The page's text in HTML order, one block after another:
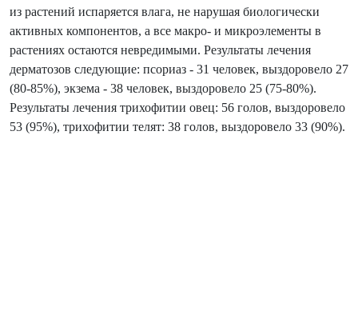
из растений испаряется влага, не нарушая биологически
активных компонентов, а все макро- и микроэлементы в
растениях остаются невредимыми. Результаты лечения
дерматозов следующие: псориаз - 31 человек, выздоровело 27
(80-85%), экзема - 38 человек, выздоровело 25 (75-80%).
Результаты лечения трихофитии овец: 56 голов, выздоровело
53 (95%), трихофитии телят: 38 голов, выздоровело 33 (90%).